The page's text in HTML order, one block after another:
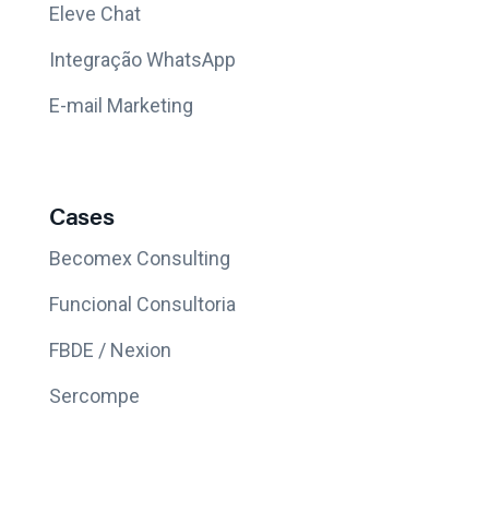
Eleve Chat
Integração WhatsApp
E-mail Marketing
Cases
Becomex Consulting
Funcional Consultoria
FBDE / Nexion
Sercompe